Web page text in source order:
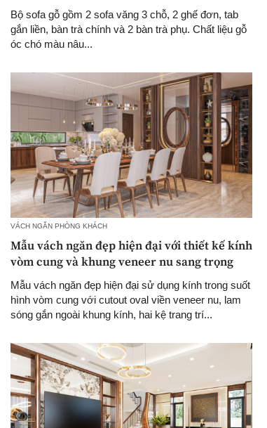
Bộ sofa gỗ gồm 2 sofa văng 3 chỗ, 2 ghế đơn, tab
gắn liền, bàn trà chính và 2 bàn trà phụ. Chất liệu gỗ
óc chó màu nâu...
VÁCH NGĂN PHÒNG KHÁCH
Mẫu vách ngăn đẹp hiện đại với thiết kế kính
vòm cung và khung veneer nu sang trọng
Mẫu vách ngăn đẹp hiện đại sử dụng kính trong suốt
hình vòm cung với cutout oval viền veneer nu, lam
sóng gắn ngoài khung kính, hai kệ trang trí...